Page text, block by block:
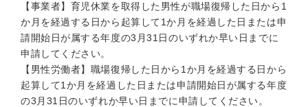
【事業者】育児休業を取得した男性が職場復帰した日から1
か月を経過する日から起算して1か月を経過した日または申
請開始日が属する年度の3月31日のいずれか早い日までに
申請してください。
【男性労働者】職場復帰した日から1か月を経過する日から
起算して1か月を経過した日または申請開始日が属する年度
の3月31日のいずれか早い日までに申請してください。